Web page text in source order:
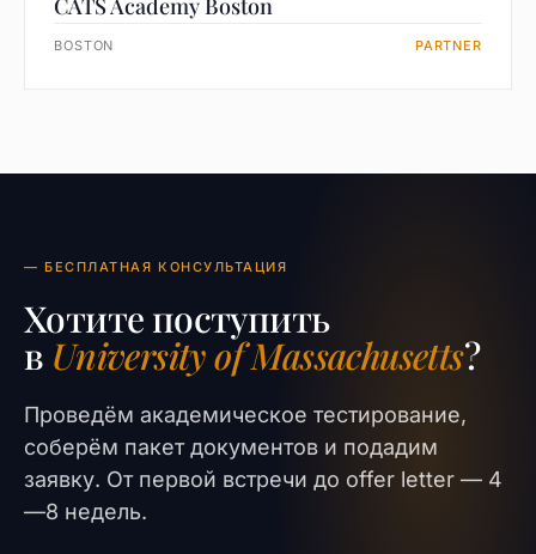
CATS Academy Boston
BOSTON PARTNER
— БЕСПЛАТНАЯ КОНСУЛЬТАЦИЯ
Хотите поступить
в University of Massachusetts?
Проведём академическое тестирование,
соберём пакет документов и подадим
заявку. От первой встречи до offer letter — 4
—8 недель.